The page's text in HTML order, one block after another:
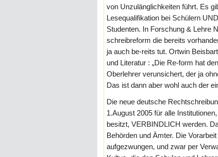
von Unzulänglichkeiten führt. Es
Lesequalifikation bei Schülern
Studenten. In Forschung & Lehre
schreibreform die bereits
ja auch be-reits tut. Ortwin
und Literatur : „Die Re-form hat
Oberlehrer verunsichert, der ja
Das ist dann aber wohl auch der
Die neue deutsche
1.August 2005 für alle
besitzt, VERBINDLICH werden.
Behörden und Ämter. Die
aufgezwungen, und zwar per